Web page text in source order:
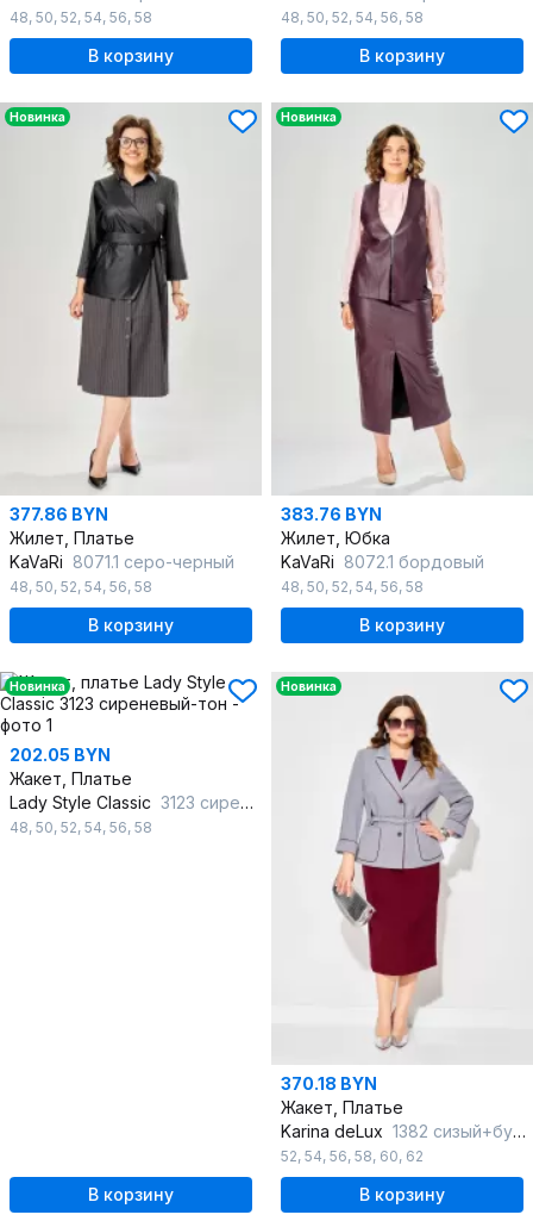
48, 50, 52, 54, 56, 58
В корзину
48, 50, 52, 54, 56, 58
В корзину
Новинка
377.86 BYN
Жилет, Платье
KaVaRi 8071.1 серо-черный
48, 50, 52, 54, 56, 58
В корзину
Новинка
383.76 BYN
Жилет, Юбка
KaVaRi 8072.1 бордовый
48, 50, 52, 54, 56, 58
В корзину
Новинка
202.05 BYN
Жакет, Платье
Lady Style Classic 3123 сиреневый-тон
48, 50, 52, 54, 56, 58
В корзину
Новинка
370.18 BYN
Жакет, Платье
Karina deLux 1382 сизый+бургунди
52, 54, 56, 58, 60, 62
В корзину